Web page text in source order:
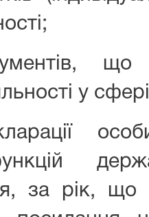
що
у
за рік, що